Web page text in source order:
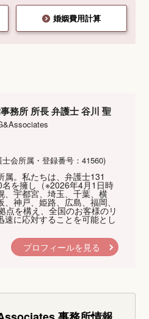
婚姻費用計算
務所 所長 弁護士 谷川 聖
士会所属・登録番号：41560)
属。私たちは、弁護士131
を擁し（※2026年4月1日時
、宇都宮、埼玉、千葉、横
神戸、姫路、広島、福岡、
点を構え、全国のお客様のリ
速に応対することを可能とし
プロフィールを見る